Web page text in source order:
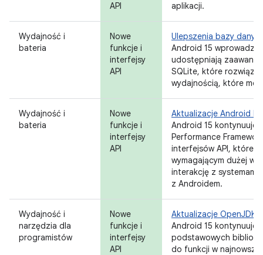
API
aplikacji.
Wydajność i
bateria
Nowe
funkcje i
interfejsy
API
Ulepszenia bazy
Android 15 wprowadza
udostępniają
SQLite, które
wydajnością, które
Wydajność i
bateria
Nowe
funkcje i
interfejsy
API
Aktualizacje Android
Android 15 kontynuuje
Performance
interfejsów API, które
wymagającym dużej
interakcję z systemami
z Androidem.
Wydajność i
narzędzia dla
programistów
Nowe
funkcje i
interfejsy
API
Aktualizacje OpenJDK
Android 15 kontynuuje
podstawowych
do funkcji w